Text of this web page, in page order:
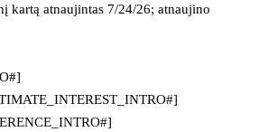
kartą atnaujintas 7/24/26; atnaujino